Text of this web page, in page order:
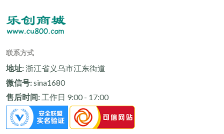
联系方式
地址:浙江省义乌市江东街道
微信号:sina1680
售后时间: 工作日 9:00 - 17:00